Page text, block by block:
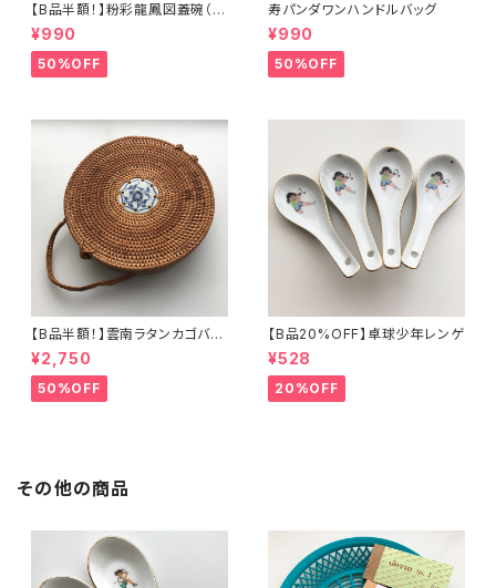
【B品半額！】粉彩龍鳳図蓋碗（8
0年代景徳鎮デッドストック）
¥990
50%OFF
寿パンダワンハンドルバッグ
¥990
50%OFF
【B品半額！】雲南ラタンカゴバッ
グ
¥2,750
50%OFF
【B品20%OFF】卓球少年レンゲ
¥528
20%OFF
その他の商品